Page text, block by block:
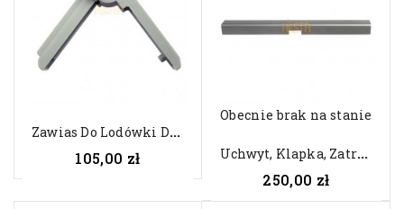
Z
Awias Do Lodówki Dometic,...
105,00 zł
Obecnie brak na stanie
U
Chwyt, Klapka, Zatrzask,...
250,00 zł